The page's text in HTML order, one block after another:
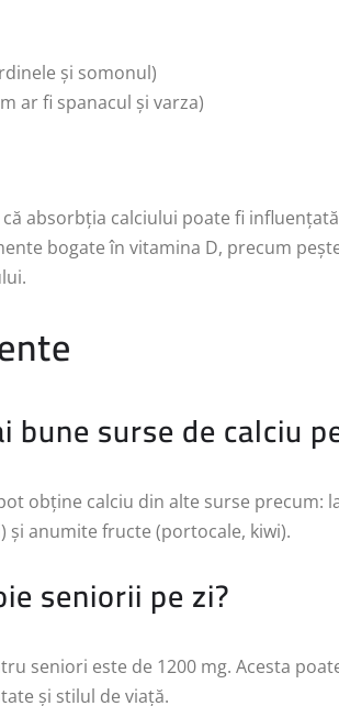
și somonul)
ar fi spanacul și varza)
absorbția calciului poate fi
bogate în vitamina D, precum
bune surse de calciu
obține calciu din alte surse precum:
și anumite fructe (portocale, kiwi).
seniorii pe zi?
seniori este de 1200 mg. Acesta
și stilul de viață.